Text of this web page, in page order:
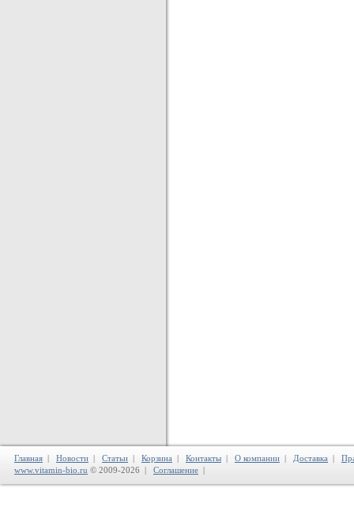
Главная | Новости | Статьи | Корзина | Контакты | О компании | Доставка |
www.vitamin-bio.ru © 2009-2026 | Соглашение |